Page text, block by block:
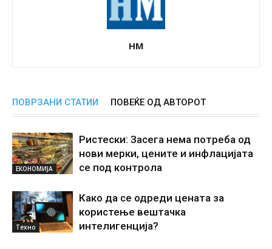
НМ
ПОВРЗАНИ СТАТИИ ПОВЕЌЕ ОД АВТОРОТ
ЕКОНОМИЈА
Ристески: Засега нема потреба од
нови мерки, цените и инфлацијата
се под контрола
Техно
Како да се одреди цената за
користење вештачка
интелигенциjа?